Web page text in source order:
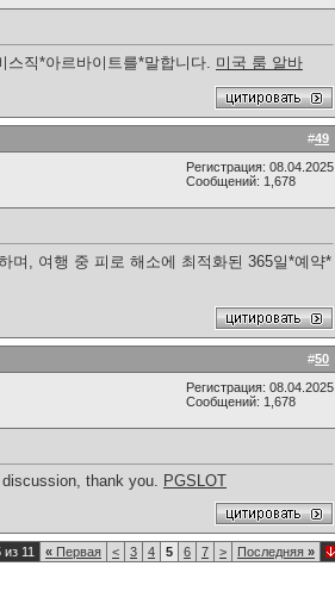
직*아르바이트를*말합니다. 미국 룸 알바
#49
Регистрация: 08.04.2025
Сообщений: 1,678
며, 여행 중 피로 해소에 최적화된 365일*예약*
#50
Регистрация: 08.04.2025
Сообщений: 1,678
thank you. PGSLOT
11 « Первая < 3 4 5 6 7 > Последняя »